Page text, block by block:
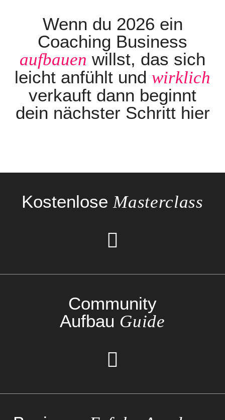
Wenn du 2026 ein
Coaching Business
aufbauen willst, das sich
leicht anfühlt und wirklich
verkauft dann beginnt
dein nächster Schritthier
Kostenlose Masterclass
Community
Aufbau Guide